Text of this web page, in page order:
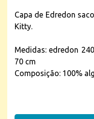
Capa de Edredon
Kitty.
Medidas: edredon
70 cm
Composição: 100%